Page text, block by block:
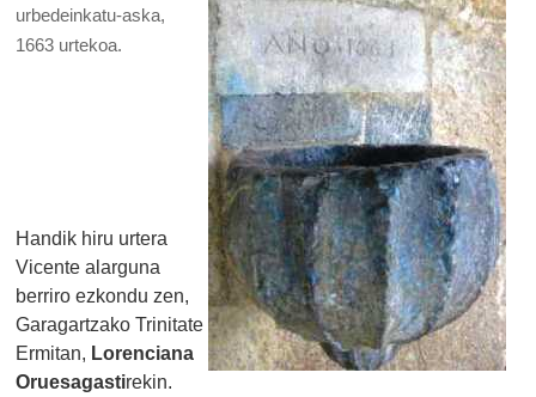
urbedeinkatu-aska,
1663 urtekoa.
Handik hiru urtera
Vicente alarguna
berriro ezkondu zen,
Garagartzako Trinitate
Ermitan, Lorenciana
Oruesagastirekin.